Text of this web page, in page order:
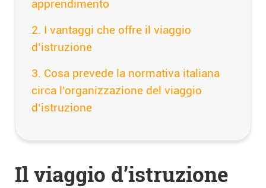
apprendimento
I vantaggi che offre il viaggio
d’istruzione
Cosa prevede la normativa italiana
circa l’organizzazione del viaggio
d’istruzione
Il viaggio d’istruzione